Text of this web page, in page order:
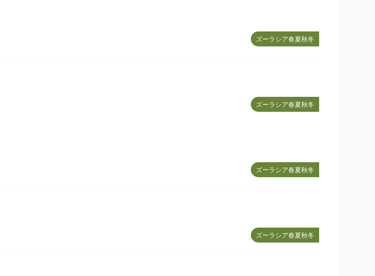
ズーラシア春夏秋冬
ズーラシア春夏秋冬
ズーラシア春夏秋冬
ズーラシア春夏秋冬